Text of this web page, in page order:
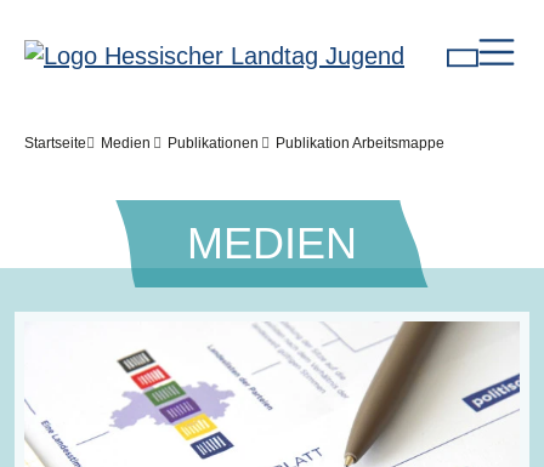
Pfadnavigation
Startseite Medien Publikationen Publikation Arbeitsmappe
MEDIEN